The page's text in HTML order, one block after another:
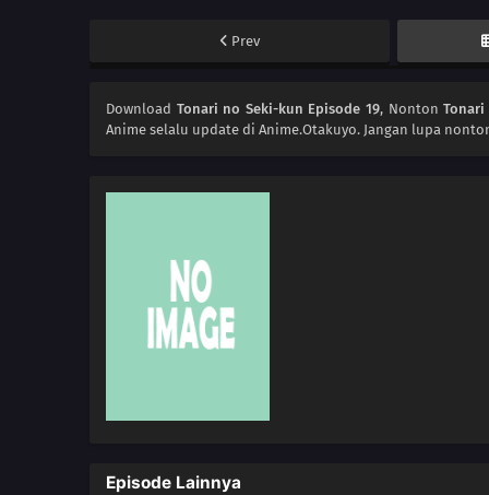
Prev
Download Tonari no Seki-kun Episode 19, NontonTonari
Anime selalu update di Anime.Otakuyo. Jangan lupa
Episode Lainnya